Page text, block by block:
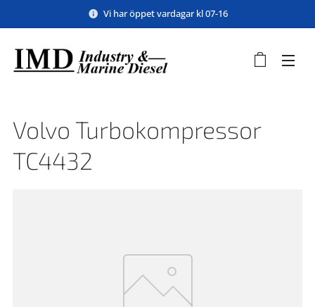
Vi har öppet vardagar kl 07-16
Volvo Turbokompressor
TC4432